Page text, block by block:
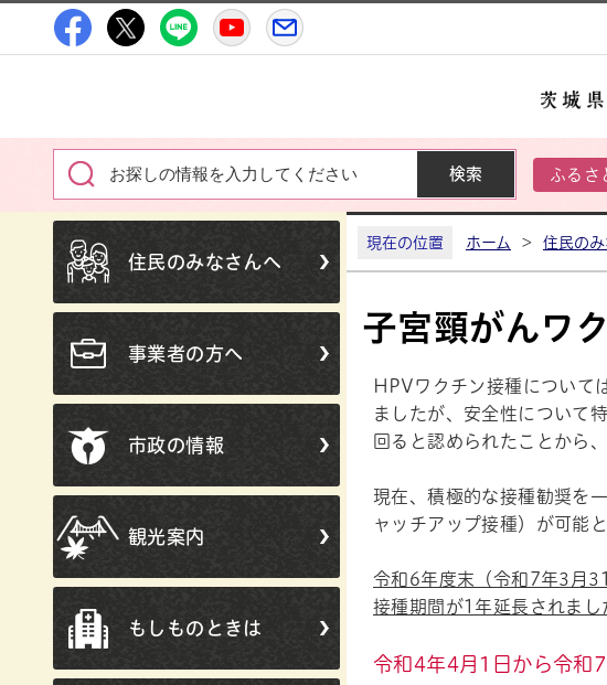
高萩市公式Facebook
高萩市公式X高萩市公式LINE
高萩市YouTube公式チャンネル
ふるさ
住民のみなさんへ
事業者の方へ
市政の情報
観光案内
もしものときは
現在の位置 ホーム > 住民の
子宮頸がんワ
HPVワクチン接種について
ましたが、安全性について
回ると認められたことから
現在、積極的な接種勧奨を
ャッチアップ接種）が可能
令和6年度末（令和7年3月
接種期間が1年延長されまし
令和4年4月1日から令和